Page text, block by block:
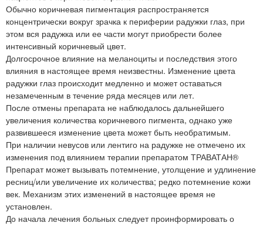
Обычно коричневая пигментация распространяется
концентрически вокруг зрачка к периферии радужки глаз, при
этом вся радужка или ее части могут приобрести более
интенсивный коричневый цвет.
Долгосрочное влияние на меланоциты и последствия этого
влияния в настоящее время неизвестны. Изменение цвета
радужки глаз происходит медленно и может оставаться
незамеченным в течение ряда месяцев или лет.
После отмены препарата не наблюдалось дальнейшего
увеличения количества коричневого пигмента, однако уже
развившееся изменение цвета может быть необратимым.
При наличии невусов или лентиго на радужке не отмечено их
изменения под влиянием терапии препаратом ТРАВАТАН®
Препарат может вызывать потемнение, утолщение и удлинение
ресниц/или увеличение их количества; редко потемнение кожи
век. Механизм этих изменений в настоящее время не
установлен.
До начала лечения больных следует проинформировать о